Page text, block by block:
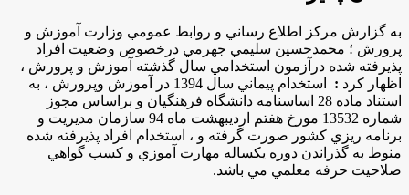
به گزارش مركز اطلاع رساني و روابط عمومي وزارت آموزش و
پرورش ؛ محمدحسين سليمي جهرمي درخصوص وضعيت افراد
پذيرفته شده درآزمون استخدامي سال گذشته آموزش و پرورش ،
اظهار كرد :
استخدام پيماني سال 1394 در آموزش وپرورش ، به
استناد ماده 28 اساسنامه دانشگاه فرهنگيان و براساس مجوز
شماره 13532 مورخ هفتم ارديبهشت ماه 94 سازمان مديريت و
برنامه ريزي كشور صورت گرفته و ، استخدام افراد پذيرفته شده
منوط به گذراندن دوره يكساله مهارت آموزي و كسب گواهي
صلاحيت حرفه معلمي مي باشد.